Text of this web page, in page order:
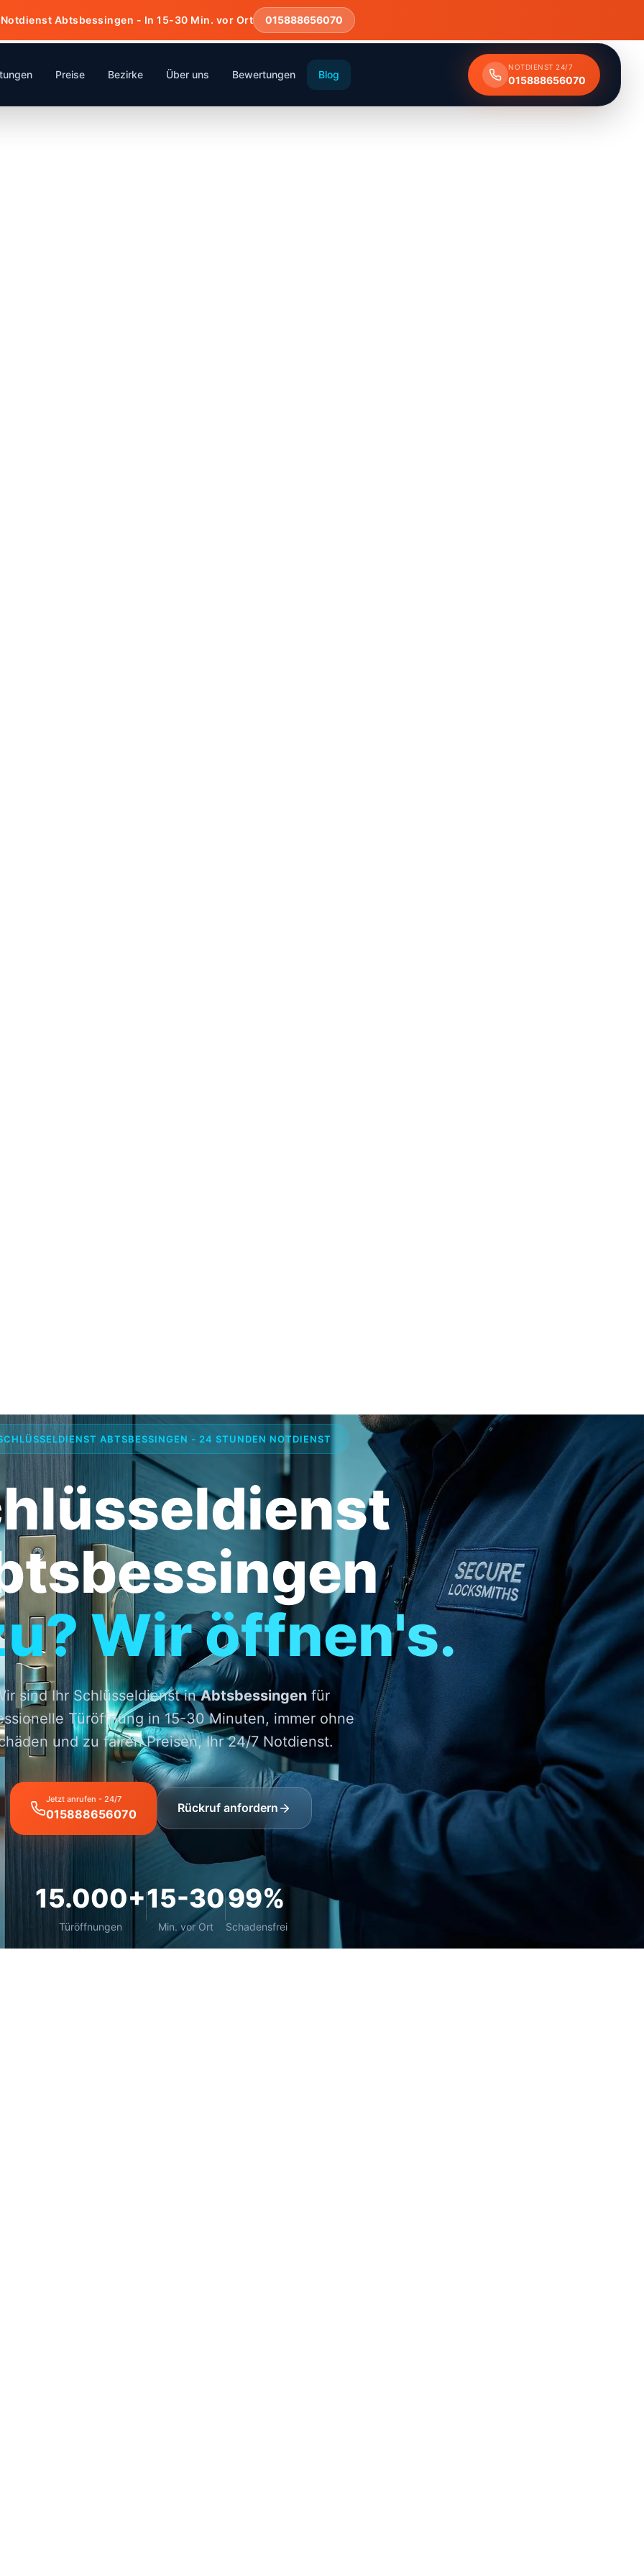
Abtsbessingen - In 15-30 Min. vor Ort 015888656070
Preise Bezirke Über uns Bewertungen Blog
NOTDIENST 24/7
015888656070
ABTSBESSINGEN - 24 STUNDEN NOTDIENST
Wir öffnen's.
sind Ihr Schlüsseldienst inAbtsbessingenfür
Türöffnung in 15-30 Minuten, immer ohne
und zu fairen Preisen, Ihr 24/7 Notdienst.
Jetzt anrufen - 24/7
015888656070 Rückruf anfordern
15.000+
Türöffnungen
15-30
Min. vor Ort
99%
Schadensfrei